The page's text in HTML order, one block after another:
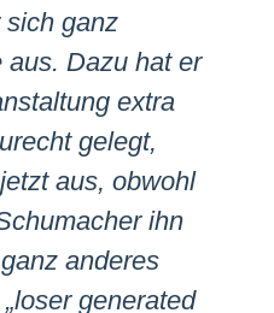
sich ganz
aus. Dazu hat er
extra
gelegt,
aus, obwohl
ihn
anderes
generated